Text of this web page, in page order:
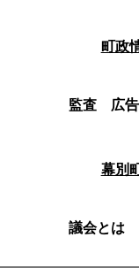
町政
監査 広
幕別
議会とは